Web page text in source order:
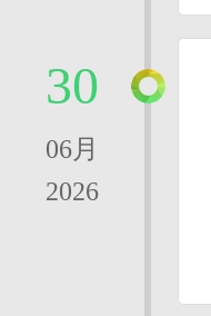
30
06月
2026